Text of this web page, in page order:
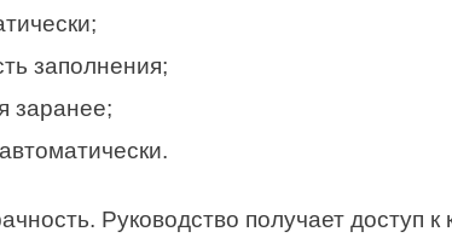
заполнения;
заранее;
Руководство получает доступ